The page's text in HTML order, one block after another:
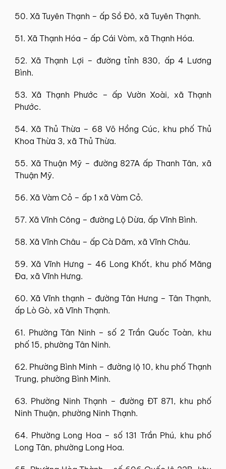
50. Xã Tuyên Thạnh – ấp Sồ Đô, xã Tuyên Thạnh.
51. Xã Thạnh Hóa – ấp Cái Vòm, xã Thạnh Hóa.
52. Xã Thạnh Lợi – đường tỉnh 830, ấp 4 Lương
Bình.
53. Xã Thạnh Phước – ấp Vườn Xoài, xã Thạnh
Phước.
54. Xã Thủ Thừa – 68 Võ Hồng Cúc, khu phố Thủ
Khoa Thừa 3, xã Thủ Thừa.
55. Xã Thuận Mỹ – đường 827A ấp Thanh Tân, xã
Thuận Mỹ.
56. Xã Vàm Cỏ – ấp 1 xã Vàm Cỏ.
57. Xã Vĩnh Công – đường Lộ Dừa, ấp Vĩnh Bình.
58. Xã Vĩnh Châu – ấp Cà Dăm, xã Vĩnh Châu.
59. Xã Vĩnh Hưng – 46 Long Khốt, khu phố Măng
Đa, xã Vĩnh Hưng.
60. Xã Vĩnh thạnh – đường Tân Hưng – Tân Thạnh,
ấp Lò Gò, xã Vĩnh Thạnh.
61. Phường Tân Ninh – số 2 Trần Quốc Toàn, khu
phố 15, phường Tân Ninh.
62. Phường Bình Minh – đường lộ 10, khu phố Thạnh
Trung, phường Bình Minh.
63. Phường Ninh Thạnh – đường ĐT 871, khu phố
Ninh Thuận, phường Ninh Thạnh.
64. Phường Long Hoa – số 131 Trần Phú, khu phố
Long Tân, phường Long Hoa.